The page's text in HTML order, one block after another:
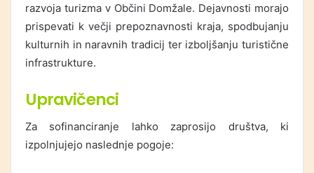
razvoja turizma v Občini Domžale. Dejavnosti morajo
prispevati k večji prepoznavnosti kraja, spodbujanju
kulturnih in naravnih tradicij ter izboljšanju turistične
infrastrukture.
Upravičenci
Za sofinanciranje lahko zaprosijo društva, ki
izpolnjujejo naslednje pogoje: